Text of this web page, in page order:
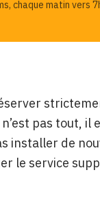
chaque matin vers
pas tout,
installer de
le service